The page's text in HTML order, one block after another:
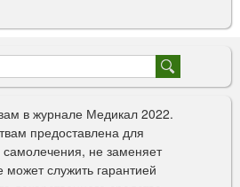
в журнале Медикал 2022.
предоставлена для
не заменяет
может служить гарантией